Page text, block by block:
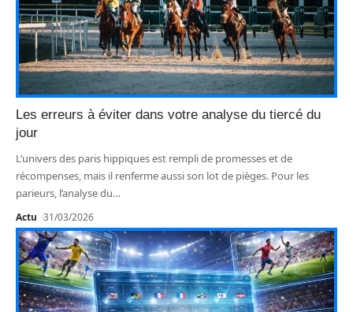
Les erreurs à éviter dans votre analyse du tiercé du
jour
L’univers des paris hippiques est rempli de promesses et de
récompenses, mais il renferme aussi son lot de pièges. Pour les
parieurs, l’analyse du…
Actu 31/03/2026